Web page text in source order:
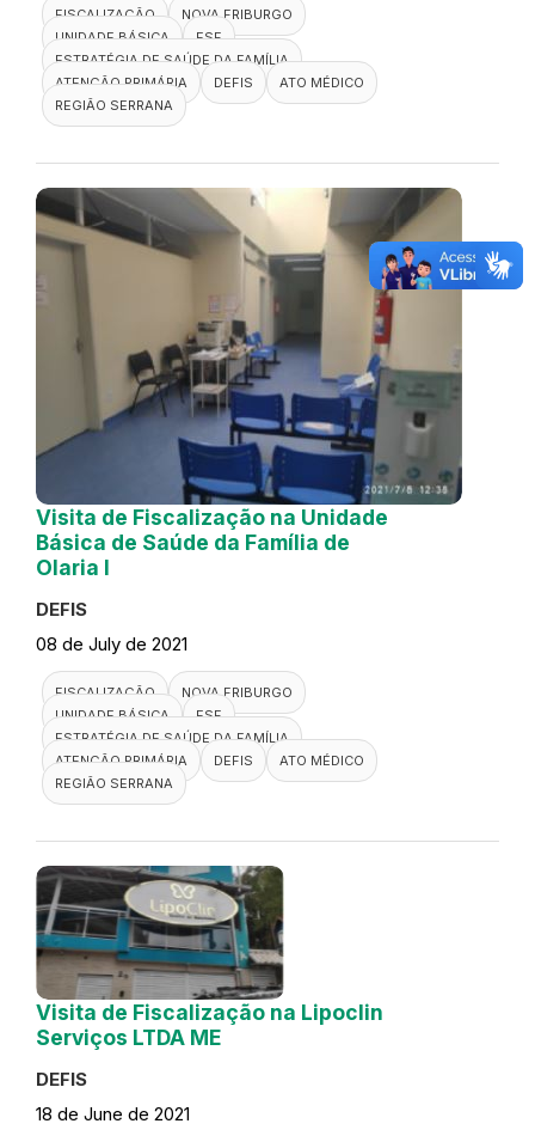
FISCALIZAÇÃO
NOVA FRIBURGO
UNIDADE BÁSICA
ESF
ESTRATÉGIA DE SAÚDE DA FAMÍLIA
ATENÇÃO PRIMÁRIA
DEFIS
ATO MÉDICO
REGIÃO SERRANA
Visita de Fiscalização na Unidade
Básica de Saúde da Família de
Olaria I
DEFIS
08 de July de 2021
FISCALIZAÇÃO
NOVA FRIBURGO
UNIDADE BÁSICA
ESF
ESTRATÉGIA DE SAÚDE DA FAMÍLIA
ATENÇÃO PRIMÁRIA
DEFIS
ATO MÉDICO
REGIÃO SERRANA
Visita de Fiscalização na Lipoclin
Serviços LTDA ME
DEFIS
18 de June de 2021